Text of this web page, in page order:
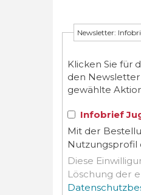
Newsletter:
Klicken Sie für
den Newsletter
gewählte
Infobrief
Mit der
Nutzungsprofil
Diese